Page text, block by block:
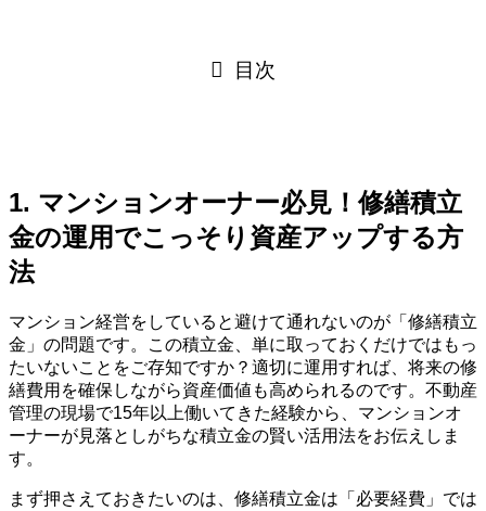
目次
1. マンションオーナー必見！修繕積立
金の運用でこっそり資産アップする方
法
マンション経営をしていると避けて通れないのが「修繕積立
金」の問題です。この積立金、単に取っておくだけではもっ
たいないことをご存知ですか？適切に運用すれば、将来の修
繕費用を確保しながら資産価値も高められるのです。不動産
管理の現場で15年以上働いてきた経験から、マンションオ
ーナーが見落としがちな積立金の賢い活用法をお伝えしま
す。
まず押さえておきたいのは、修繕積立金は「必要経費」では